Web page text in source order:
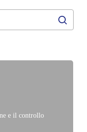
e il controllo